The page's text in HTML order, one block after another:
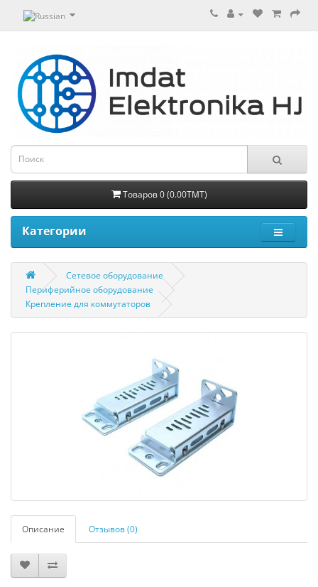
Товаров 0 (0.00TMT)
Категории
Сетевое оборудование
Периферийное оборудование
Крепление для коммутаторов
Описание Отзывов (0)